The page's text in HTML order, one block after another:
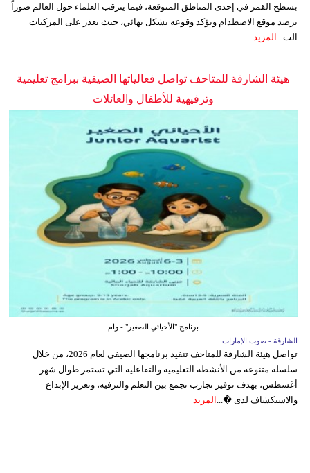
بسطح القمر في إحدى المناطق المتوقعة، فيما يترقب العلماء حول العالم صوراً
ترصد موقع الاصطدام وتؤكد وقوعه بشكل نهائي، حيث تعذر على المركبات
الت...
المزيد
هيئة الشارقة للمتاحف تواصل فعالياتها الصيفية ببرامج تعليمية
وترفيهية للأطفال والعائلات
برنامج "الأحيائي الصغير" - وام
الشارقة - صوت الإمارات
تواصل هيئة الشارقة للمتاحف تنفيذ برنامجها الصيفي لعام 2026، من خلال
سلسلة متنوعة من الأنشطة التعليمية والتفاعلية التي تستمر طوال شهر
أغسطس، بهدف توفير تجارب تجمع بين التعلم والترفيه، وتعزيز الإبداع
والاستكشاف لدى �... المزيد